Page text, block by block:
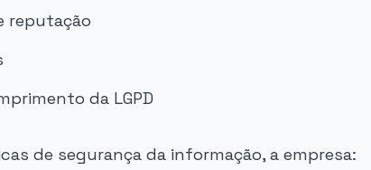
reputação
da LGPD
de segurança da informação, a empresa: